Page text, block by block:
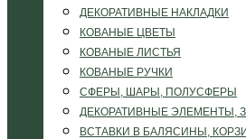
ДЕКОРАТИВНЫЕ НАКЛАДКИ
КОВАНЫЕ ЦВЕТЫ
КОВАНЫЕ ЛИСТЬЯ
КОВАНЫЕ РУЧКИ
СФЕРЫ, ШАРЫ, ПОЛУСФЕРЫ
ДЕКОРАТИВНЫЕ ЭЛЕМЕНТЫ,
ВСТАВКИ В БАЛЯСИНЫ,